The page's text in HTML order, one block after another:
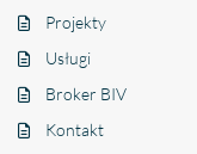
Projekty
Usługi
Broker BIV
Kontakt